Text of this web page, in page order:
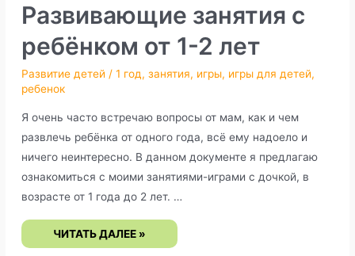
Развивающие занятия с
ребёнком от 1-2 лет
Развитие детей /1 год,занятия, игры, игры для детей,
ребенок
Я очень часто встречаю вопросы от мам, как и чем
развлечь ребёнка от одного года, всё ему надоело и
ничего неинтересно. В данном документе я предлагаю
ознакомиться с моими занятиями-играми с дочкой, в
возрасте от 1 года до 2 лет. …
РАЗВИВАЮЩИЕ
ЗАНЯТИЯ
С
ЧИТАТЬ ДАЛЕЕ »